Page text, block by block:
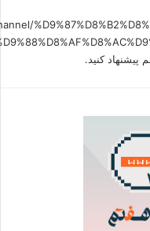
پیشنهاد کنید.